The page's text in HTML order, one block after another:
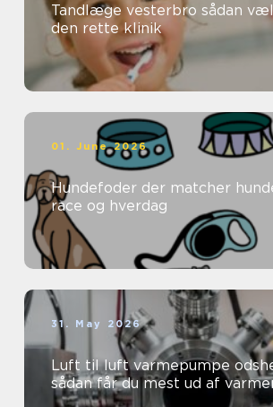
Tandlæge vesterbro sådan vælger du
den rette klinik
01. June 2026
Hundefoder der matcher
race og hverdag
31. May 2026
Luft til luft varmepumpe
sådan får du mest ud af